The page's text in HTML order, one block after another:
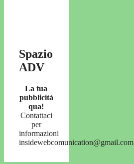
Spazio
ADV
La tua
pubblicità
qua!
Contattaci
per
informazioni
insidewebcomunication@gmail.com